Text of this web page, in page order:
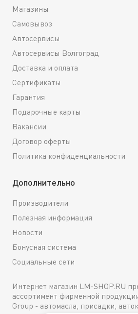
Магазины
Самовывоз
Автосервисы
Автосервисы Волгоград
Доставка и оплата
Сертификаты
Гарантия
Подарочные карты
Вакансии
Договор оферты
Политика конфиденциальности
Дополнительно
Производители
Полезная информация
Новости
Бонусная система
Социальные сети
Интернет магазин LM-SHOP.RU
ассортимент фирменной
Group - автомасла, присадки,